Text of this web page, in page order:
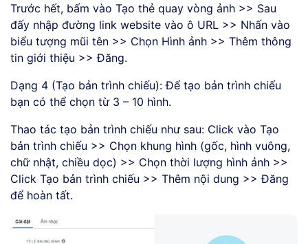
Trước hết, bấm vào Tạo thẻ quay vòng ảnh >> Sau
đấy nhập đường link website vào ô URL >> Nhấn vào
biểu tượng mũi tên >> Chọn Hình ảnh >> Thêm thông
tin giới thiệu >> Đăng.
Dạng 4 (Tạo bản trình chiếu): Để tạo bản trình chiếu
bạn có thể chọn từ 3 – 10 hình.
Thao tác tạo bản trình chiếu như sau: Click vào Tạo
bản trình chiếu >> Chọn khung hình (gốc, hình vuông,
chữ nhật, chiều dọc) >> Chọn thời lượng hình ảnh >>
Click Tạo bản trình chiếu >> Thêm nội dung >> Đăng
để hoàn tất.